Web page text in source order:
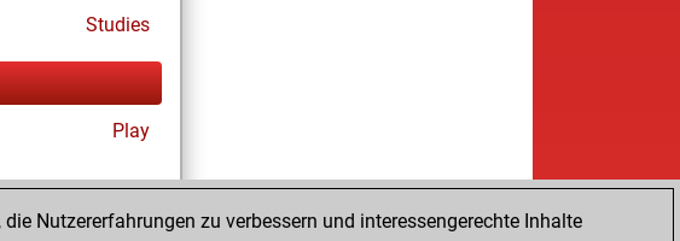
Studies
Play
Nutzererfahrungen zu verbessern und interessengerechte Inhalte